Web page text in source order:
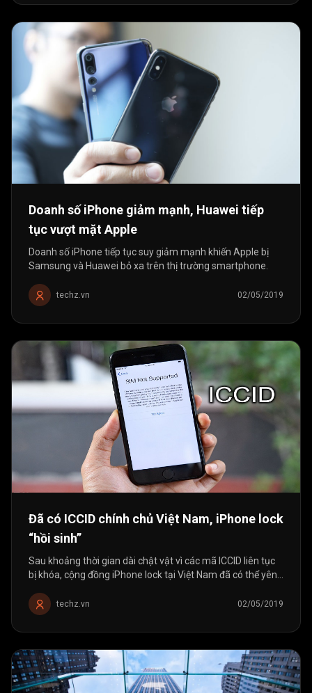
Doanh số iPhone giảm mạnh, Huawei tiếp
tục vượt mặt Apple
Doanh số iPhone tiếp tục suy giảm mạnh khiến Apple bị
Samsung và Huawei bỏ xa trên thị trường smartphone.
techz.vn 02/05/2019
Đã có ICCID chính chủ Việt Nam, iPhone lock
“hồi sinh”
Sau khoảng thời gian dài chật vật vì các mã ICCID liên tục
bị khóa, cộng đồng iPhone lock tại Việt Nam đã có thể yên
techz.vn 02/05/2019